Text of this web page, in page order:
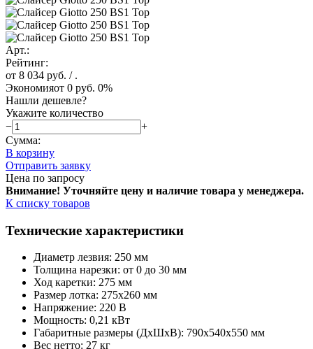
Арт.:
Рейтинг:
от 8 034 руб. / .
Экономияот 0 руб. 0%
Нашли дешевле?
Укажите количество
−
+
Сумма:
В корзину
Отправить заявку
Цена по запросу
Внимание! Уточняйте цену и наличие товара у менеджера.
К списку товаров
Технические характеристики
Диаметр лезвия: 250 мм
Толщина нарезки: от 0 до 30 мм
Ход каретки: 275 мм
Размер лотка: 275х260 мм
Напряжение: 220 В
Мощность: 0,21 кВт
Габаритные размеры (ДхШхВ): 790х540х550 мм
Вес нетто: 27 кг